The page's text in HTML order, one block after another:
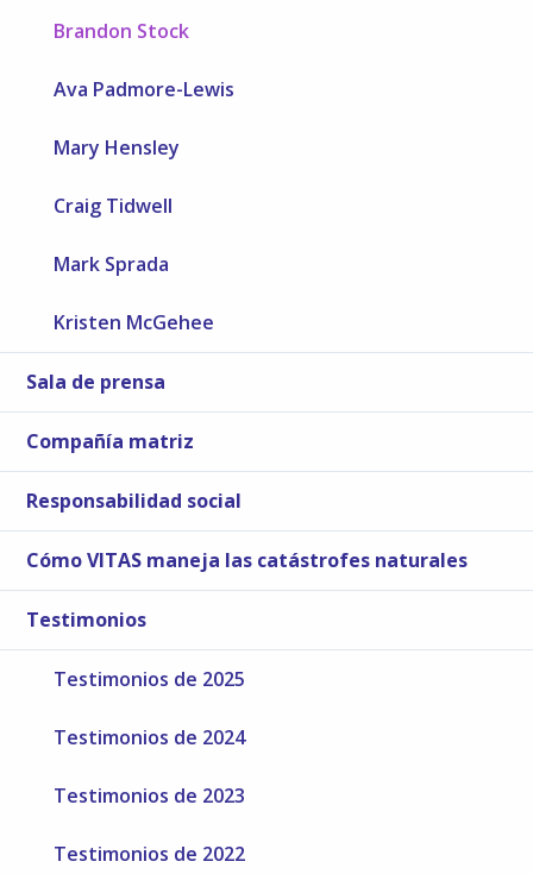
Brandon Stock
Ava Padmore-Lewis
Mary Hensley
Craig Tidwell
Mark Sprada
Kristen McGehee
Sala de prensa
Compañía matriz
Responsabilidad social
Cómo VITAS maneja las catástrofes naturales
Testimonios
Testimonios de 2025
Testimonios de 2024
Testimonios de 2023
Testimonios de 2022